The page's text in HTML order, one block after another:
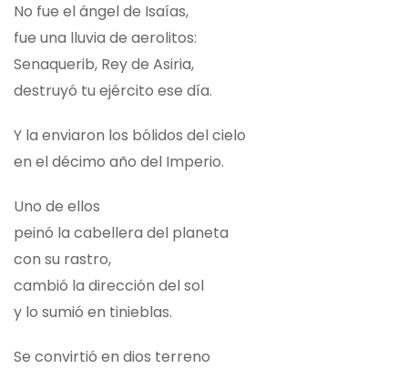
No fue el ángel de Isaías,
fue una lluvia de aerolitos:
Senaquerib, Rey de Asiria,
destruyó tu ejército ese día.
Y la enviaron los bólidos del cielo
en el décimo año del Imperio.
Uno de ellos
peinó la cabellera del planeta
con su rastro,
cambió la dirección del sol
y lo sumió en tinieblas.
Se convirtió en dios terreno